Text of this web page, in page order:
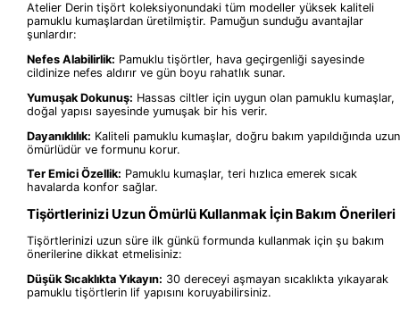
Atelier Derin tişört koleksiyonundaki tüm modeller yüksek kaliteli
pamuklu kumaşlardan üretilmiştir. Pamuğun sunduğu avantajlar
şunlardır:
Nefes Alabilirlik: Pamuklu tişörtler, hava geçirgenliği sayesinde
cildinize nefes aldırır ve gün boyu rahatlık sunar.
Yumuşak Dokunuş: Hassas ciltler için uygun olan pamuklu kumaşlar,
doğal yapısı sayesinde yumuşak bir his verir.
Dayanıklılık: Kaliteli pamuklu kumaşlar, doğru bakım yapıldığında uzun
ömürlüdür ve formunu korur.
Ter Emici Özellik: Pamuklu kumaşlar, teri hızlıca emerek sıcak
havalarda konfor sağlar.
Tişörtlerinizi Uzun Ömürlü Kullanmak İçin Bakım Önerileri
Tişörtlerinizi uzun süre ilk günkü formunda kullanmak için şu bakım
önerilerine dikkat etmelisiniz:
Düşük Sıcaklıkta Yıkayın: 30 dereceyi aşmayan sıcaklıkta yıkayarak
pamuklu tişörtlerin lif yapısını koruyabilirsiniz.